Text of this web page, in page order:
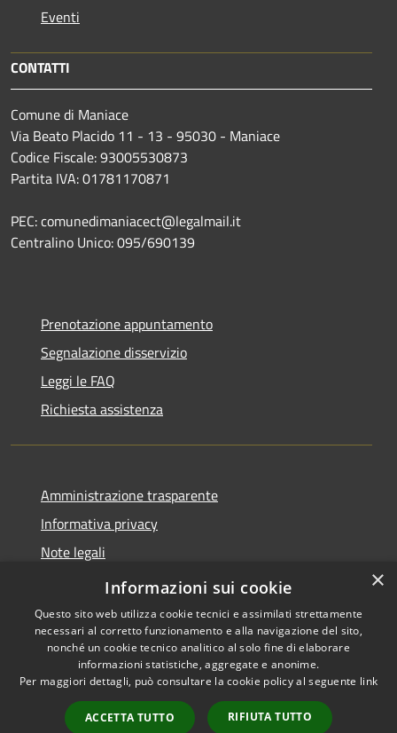
Eventi
CONTATTI
Comune di Maniace
Via Beato Placido 11 - 13 - 95030 - Maniace
Codice Fiscale: 93005530873
Partita IVA: 01781170871
PEC: comunedimaniacect@legalmail.it
Centralino Unico: 095/690139
Prenotazione appuntamento
Segnalazione disservizio
Leggi le FAQ
Richiesta assistenza
Amministrazione trasparente
Informativa privacy
Note legali
Dichiarazione di accessibilità
Accessibilità
Copyright © 2026 • Comune di
Maniace • Powered by
Municipium•
Accesso
×
Informazioni sui cookie
Questo sito web utilizza cookie tecnici e assimilati strettamente
necessari al corretto funzionamento e alla navigazione del sito,
nonché un cookie tecnico analitico al solo fine di elaborare
informazioni statistiche, aggregate e anonime.
Per maggiori dettagli, può consultare la cookie policy al seguente link
ACCETTA TUTTO RIFIUTA TUTTO